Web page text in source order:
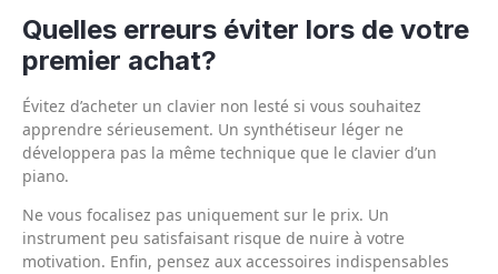
Quelles erreurs éviter lors de votre
premier achat?
Évitez d’acheter un clavier non lesté si vous souhaitez
apprendre sérieusement. Un synthétiseur léger ne
développera pas la même technique que le clavier d’un
piano.
Ne vous focalisez pas uniquement sur le prix. Un
instrument peu satisfaisant risque de nuire à votre
motivation. Enfin, pensez aux accessoires indispensables